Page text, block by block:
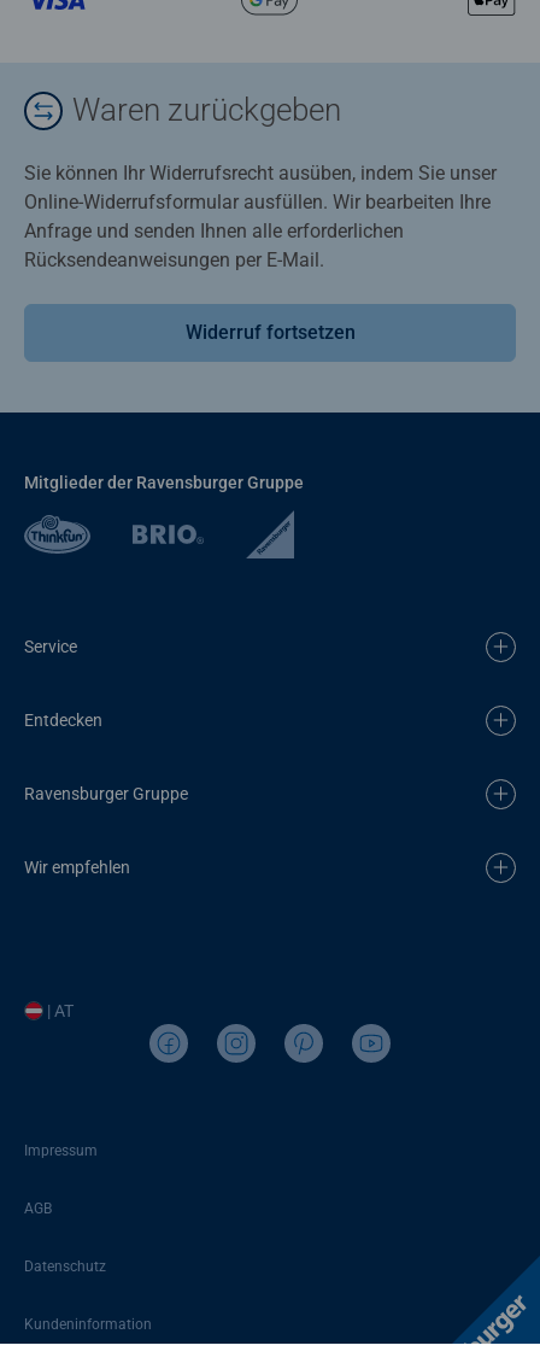
Waren zurückgeben
Sie können Ihr Widerrufsrecht ausüben, indem Sie unser
Online-Widerrufsformular ausfüllen. Wir bearbeiten Ihre
Anfrage und senden Ihnen alle erforderlichen
Rücksendeanweisungen per E-Mail.
Widerruf fortsetzen
Mitglieder der Ravensburger Gruppe
Service
Entdecken
Ravensburger Gruppe
Wir empfehlen
| AT
Impressum
AGB
Datenschutz
Kundeninformation